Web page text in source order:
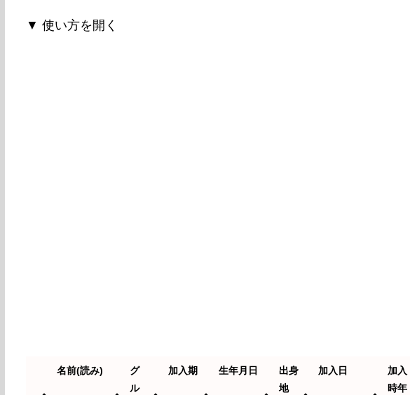
▼ 使い方を開く
名前(読み)
グ
ル
加入期 生年月日
出身
地
加入日
加入
時年